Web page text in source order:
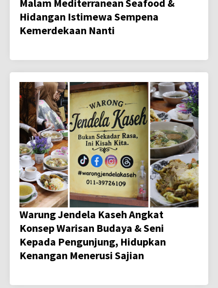
Malam Mediterranean Seafood &
Hidangan Istimewa Sempena
Kemerdekaan Nanti
Warung Jendela Kaseh Angkat
Konsep Warisan Budaya & Seni
Kepada Pengunjung, Hidupkan
Kenangan Menerusi Sajian